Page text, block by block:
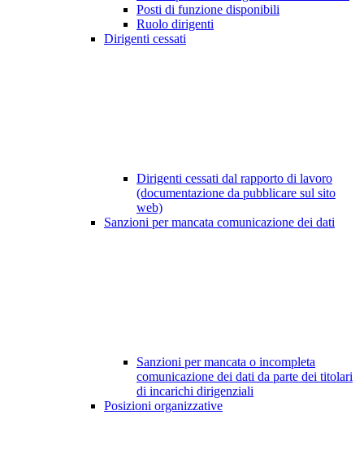
Posti di funzione disponibili
Ruolo dirigenti
Dirigenti cessati
Dirigenti cessati dal rapporto di lavoro
(documentazione da pubblicare sul sito
web)
Sanzioni per mancata comunicazione dei dati
Sanzioni per mancata o incompleta
comunicazione dei dati da parte dei titolari
di incarichi dirigenziali
Posizioni organizzative